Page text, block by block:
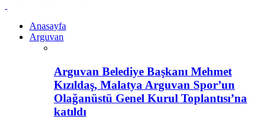
Anasayfa
Arguvan
Arguvan Belediye Başkanı Mehmet
Kızıldaş, Malatya Arguvan Spor’un
Olağanüstü Genel Kurul Toplantısı’na
katıldı